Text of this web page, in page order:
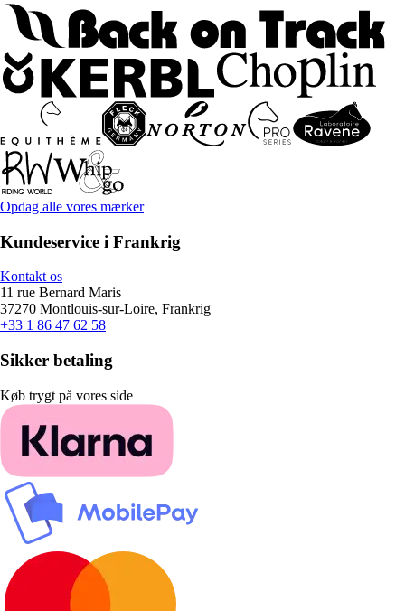
Opdag alle vores mærker
Kundeservice i Frankrig
Kontakt os
11 rue Bernard Maris
37270 Montlouis-sur-Loire, Frankrig
+33 1 86 47 62 58
Sikker betaling
Køb trygt på vores side